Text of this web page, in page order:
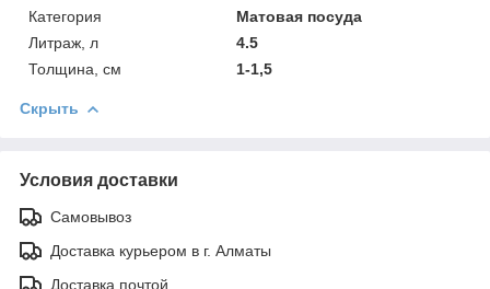
Категория
Матовая посуда
Литраж, л
4.5
Толщина, см
1-1,5
Скрыть
Условия доставки
Самовывоз
Доставка курьером в г. Алматы
Доставка почтой